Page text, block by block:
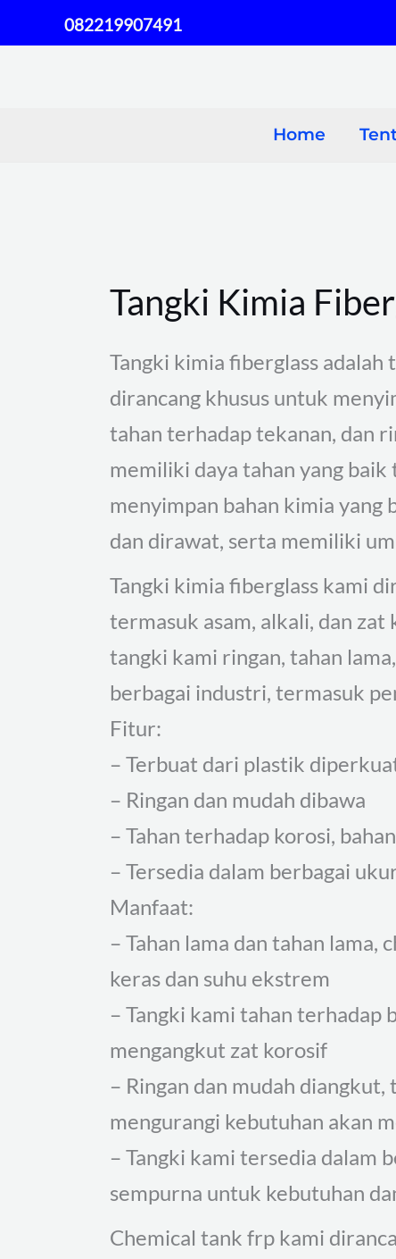
to
082219907491
Home
Tangki Kimia
Tangki kimia fiberglass
dirancang khusus untuk
tahan terhadap tekanan, dan
memiliki daya tahan yang
menyimpan bahan kimia yang
dan dirawat, serta memiliki
Tangki kimia fiberglass kami
termasuk asam, alkali, dan
tangki kami ringan, tahan
berbagai industri, termasuk
Fitur:
– Terbuat dari plastik
– Ringan dan mudah dibawa
– Tahan terhadap korosi,
– Tersedia dalam berbagai
Manfaat:
– Tahan lama dan tahan
keras dan suhu ekstrem
– Tangki kami tahan terhadap
mengangkut zat korosif
– Ringan dan mudah
mengurangi kebutuhan akan
– Tangki kami tersedia dalam
sempurna untuk kebutuhan
Chemical tank frp kami